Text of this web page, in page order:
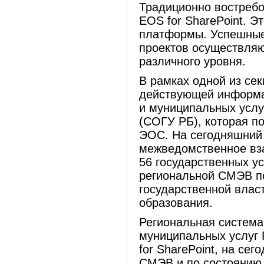
Традиционно
EOS for SharePoint.
платформы.
проектов
различного уровня.
В рамках одной из
действующей
и муниципальных
(СОГУ РБ), которая
ЭОС. На сегодняшний
межведомственное
56 государственных
региональной СМЭВ
государственной
образования.
Региональная
муниципальных
for SharePoint, на